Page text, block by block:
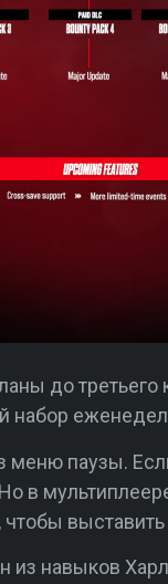
до третьего
паузы.
в
из навыков